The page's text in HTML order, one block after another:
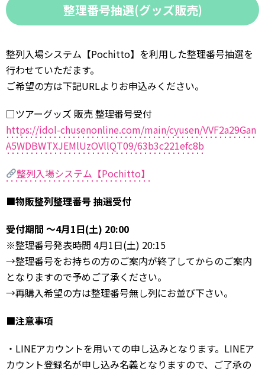
整理番号抽選(グッズ販売)
整列入場システム【Pochitto】を利用した整理番号抽選を
行わせていただます。
ご希望の方は下記URLよりお申込みください。
□ツアーグッズ 販売 整理番号受付
https://idol-chusenonline.com/main/cyusen/VVF2a29Gan
A5WDBWTXJEMlUzOVllQT09/63b3c221efc8b
整列入場システム【Pochitto】
■物販整列整理番号 抽選受付
受付期間 ～4月1日(土) 20:00
※整理番号発表時間 4月1日(土) 20:15
→整理番号をお持ちの方のご案内が終了してからのご案内
となりますので予めご了承ください。
→再購入希望の方は整理番号無し列にお並び下さい。
■注意事項
・LINEアカウントを用いての申し込みとなります。LINEア
カウント登録名が申し込み名義となりますので、ご了承の